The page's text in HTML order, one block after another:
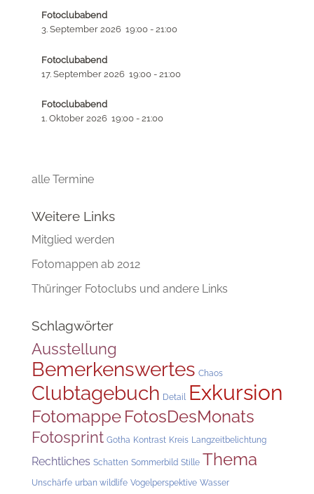
Fotoclubabend
3. September 2026 19:00-21:00
Fotoclubabend
17. September 2026 19:00- 21:00
Fotoclubabend
1. Oktober 2026 19:00- 21:00
alle Termine
Weitere Links
Mitglied werden
Fotomappen ab 2012
Thüringer Fotoclubs und andere Links
Schlagwörter
Ausstellung
Bemerkenswertes Chaos
Clubtagebuch Detail Exkursion
Fotomappe FotosDesMonats
Fotosprint Gotha Kontrast Kreis Langzeitbelichtung
Rechtliches Schatten Sommerbild Stille Thema
Unschärfe urban wildlife Vogelperspektive Wasser